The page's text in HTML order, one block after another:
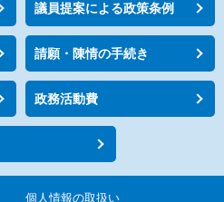
議員提案による政策条例
請願・陳情の手続き
政務活動費
個人情報の取扱い